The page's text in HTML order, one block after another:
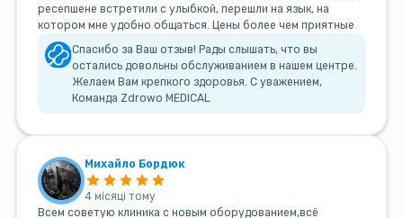
ресепшене встретили с улыбкой, перешли на язык, на
котором мне удобно общаться. Цены более чем приятные
Спасибо за Ваш отзыв! Рады слышать, что вы
остались довольны обслуживанием в нашем центре.
Желаем Вам крепкого здоровья. С уважением,
Команда Zdrowo MEDICAL
Михайло Бордюк
4 місяці тому
Всем советую клиника с новым оборудованием,всё